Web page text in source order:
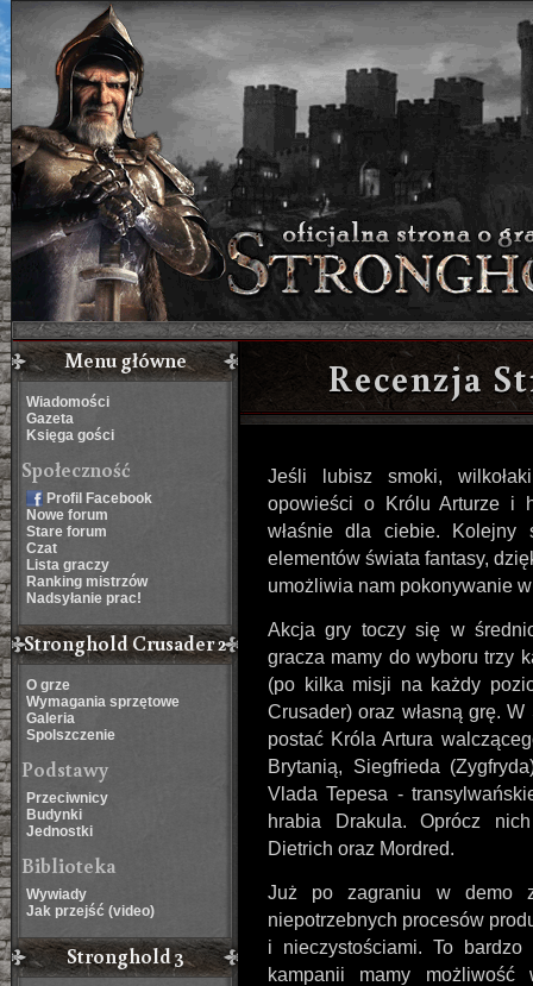
Menu główne
Wiadomości
Gazeta
Księga gości
Społeczność
Profil Facebook
Nowe forum
Stare forum
Czat
Lista graczy
Ranking mistrzów
Nadsyłanie prac!
Stronghold Crusader 2
O grze
Wymagania sprzętowe
Galeria
Spolszczenie
Podstawy
Przeciwnicy
Budynki
Jednostki
Biblioteka
Wywiady
Jak przejść (video)
Stronghold 3
Recenzja
Jeśli lubisz smoki,
opowieści o Królu Arturze i
właśnie dla ciebie.
elementów świata fantasy,
umożliwia nam pokonywanie
Akcja gry toczy się w
gracza mamy do wyboru trzy
(po kilka misji na każdy
Crusader) oraz własną grę.
postać Króla Artura
Brytanią, Siegfrieda
Vlada Tepesa -
hrabia Drakula. Oprócz
Dietrich oraz Mordred.
Już po zagraniu w demo
niepotrzebnych procesów
i nieczystościami. To
kampanii mamy możliwość